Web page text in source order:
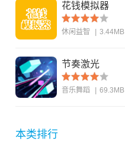
花钱模拟器
休闲益智 3.44MB
节奏激光
音乐舞蹈 69.3MB
本类排行